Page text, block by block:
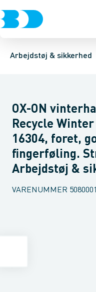
Arbejdstøj & sikkerhed
Trøjer & t-shirtsBukser
Hovedværn Øjenværn
Montage handsker
OX-ON
Recycle
16304, foret,
fingerføling.
Arbejdstøj &
VARENUMMER